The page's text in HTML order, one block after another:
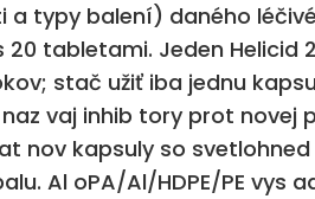
a typy balení) daného
20 tabletami. Jeden Helicid
stač užiť iba jednu
vaj inhib tory prot novej
nov kapsuly so
Al oPA/Al/HDPE/PE vys